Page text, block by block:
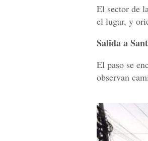
El sector de
el lugar, y
Salida a
El paso se
observan